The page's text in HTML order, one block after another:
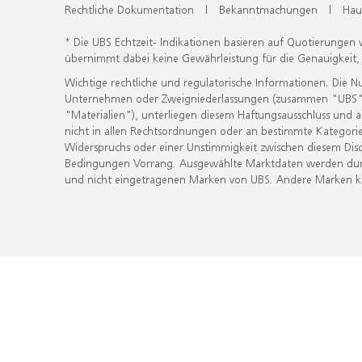
Rechtliche Dokumentation | Bekanntmachungen |
* Die UBS Echtzeit- Indikationen basieren auf
übernimmt dabei keine Gewährleistung für die
Wichtige rechtliche und regulatorische Informationen. Die
Unternehmen oder Zweigniederlassungen (zusammen
"Materialien"), unterliegen diesem Haftungsausschluss
nicht in allen Rechtsordnungen oder an bestimmte
Widerspruchs oder einer Unstimmigkeit zwischen diesem
Bedingungen Vorrang. Ausgewählte Marktdaten werden
und nicht eingetragenen Marken von UBS. Andere Marken